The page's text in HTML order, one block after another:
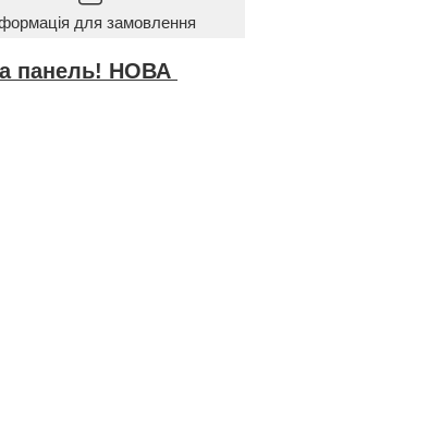
для замовлення
панель! НОВА